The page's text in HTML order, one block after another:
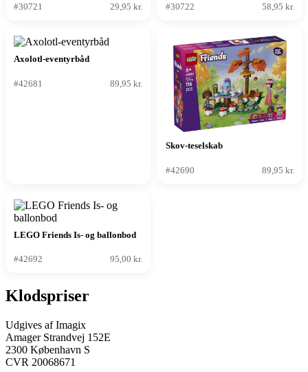
#30721
29,95 kr. #30722 58,95 kr.
Axolotl-eventyrbåd
#42681 89,95 kr.
Skov-teselskab
#42690 89,95 kr.
LEGO Friends Is- og ballonbod
#42692 95,00 kr.
Klodspriser
Udgives af Imagix
Amager Strandvej 152E
2300 København S
CVR 20068671